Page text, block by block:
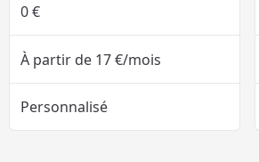
Widget IAPrix selon les pages vues
0 €
À partir de 17 €/mois
Personnalisé